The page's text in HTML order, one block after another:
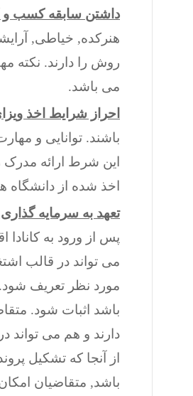
داشتن سابقه کسب و
هنرکده, خیاطی,
روش را دارند. نکته
می باشد.
احراز شرایط اخذ
باشند. توانایی و
اخذ شده از دانشگاه
تعهد به سرمایه گذاری
پس از ورود به
می تواند در قالب
مورد نظر تعریف
باشد اثبات شود.
دارند و هم می تواند
از آنجا که تشکیل
باشد, متقاضیان